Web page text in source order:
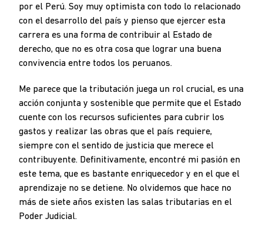
por el Perú. Soy muy optimista con todo lo relacionado
con el desarrollo del país y pienso que ejercer esta
carrera es una forma de contribuir al Estado de
derecho, que no es otra cosa que lograr una buena
convivencia entre todos los peruanos.
Me parece que la tributación juega un rol crucial, es una
acción conjunta y sostenible que permite que el Estado
cuente con los recursos suficientes para cubrir los
gastos y realizar las obras que el país requiere,
siempre con el sentido de justicia que merece el
contribuyente. Definitivamente, encontré mi pasión en
este tema, que es bastante enriquecedor y en el que el
aprendizaje no se detiene. No olvidemos que hace no
más de siete años existen las salas tributarias en el
Poder Judicial.